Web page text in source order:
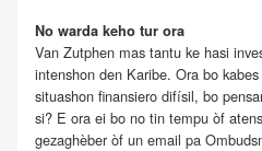
No warda keho tur ora
Van Zutphen mas tantu ke hasi
intenshon den Karibe. Ora bo
situashon finansiero difísil, bo
si? E ora ei bo no tin tempu òf
gezaghèber òf un email pa